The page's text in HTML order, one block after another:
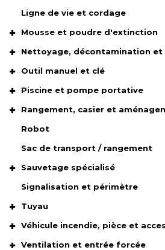
Ligne de vie et cordage
Mousse et poudre d'extinction
Nettoyage, décontamination et
Outil manuel et clé
Piscine et pompe portative
Rangement, casier et
Robot
Sac de transport / rangement
Sauvetage spécialisé
Signalisation et périmètre
Tuyau
Véhicule incendie, pièce et
Ventilation et entrée forcée